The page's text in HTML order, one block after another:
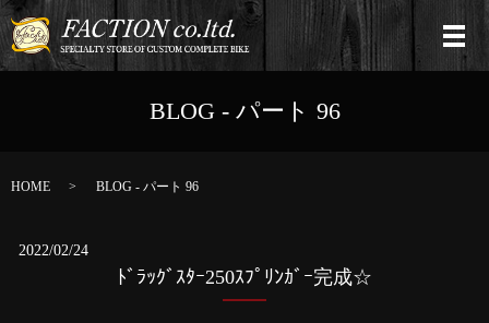
BLOG - パート 96
HOME BLOG - パート 96
2022/02/24
ﾄﾞﾗｯｸﾞｽﾀｰ250ｽﾌﾟﾘﾝｶﾞｰ完成☆